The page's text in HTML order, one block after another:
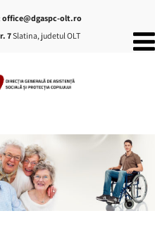
office@dgaspc-olt.ro
7Slatina, judetul OLT